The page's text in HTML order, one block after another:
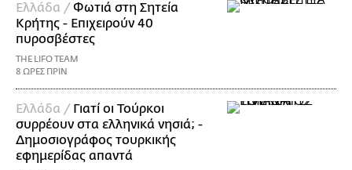
Ελλάδα / Φωτιά στη Σητεία
Κρήτης - Επιχειρούν 40
πυροσβέστες
THE LIFO TEAM
8 ΩΡΕΣ ΠΡΙΝ
Ελλάδα / Γιατί οι Τούρκοι
συρρέουν στα ελληνικά νησιά; -
Δημοσιογράφος τουρκικής
εφημερίδας απαντά